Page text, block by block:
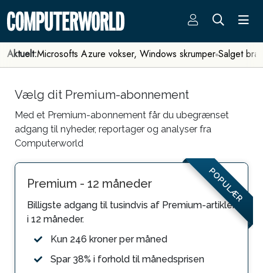
Aktuelt:Microsofts Azure vokser, Windows skrumper Salget
Vælg dit Premium-abonnement
Med et Premium-abonnement får du ubegrænset
adgang til nyheder, reportager og analyser fra
Computerworld
POPULÆR
Premium - 12 måneder
Billigste adgang til tusindvis af Premium-artikler
i 12 måneder.
Kun 246 kroner per måned
Spar 38% i forhold til månedsprisen